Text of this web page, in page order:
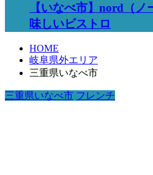
【いなべ市】nord（
味しいビストロ
HOME
岐阜県外エリア
三重県いなべ市
三重県いなべ市 フレンチ